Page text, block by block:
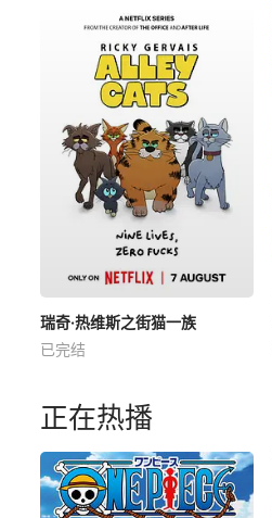
瑞奇·热维斯之街猫一族
已完结
正在热播